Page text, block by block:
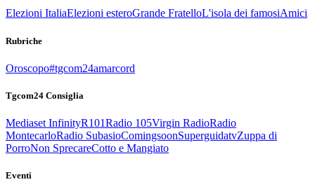
Elezioni ItaliaElezioni esteroGrande FratelloL'isola dei famosiAmici
Rubriche
Oroscopo#tgcom24amarcord
Tgcom24 Consiglia
Mediaset InfinityR101Radio 105Virgin RadioRadio
MontecarloRadio SubasioComingsoonSuperguidatvZuppa di
PorroNon SprecareCotto e Mangiato
Eventi